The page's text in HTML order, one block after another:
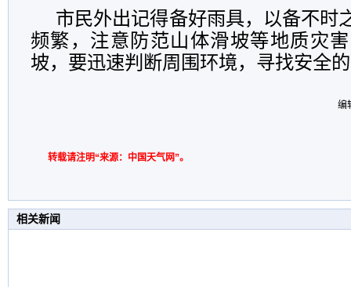
市民外出记得备好雨具，以备不时
频繁，注意防范山体滑坡等地质灾
坡，要迅速判断周围环境，寻找安全
编
转载请注明“来源：中国天气网”。
相关新闻